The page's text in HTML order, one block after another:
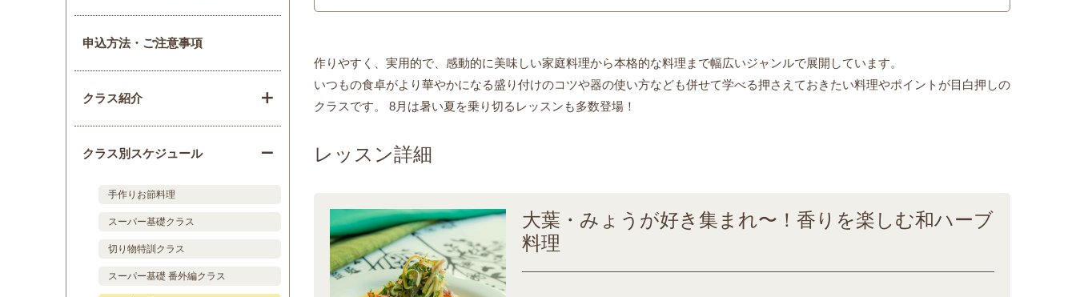
作りやすく、実用的で、感動的に美味しい家庭料理から本格的な料理まで幅広いジャンルで展開しています。
いつもの食卓がより華やかになる盛り付けのコツや器の使い方なども併せて学べる押さえておきたい料理やポイントが目白押しの
クラスです。 8月は暑い夏を乗り切るレッスンも多数登場！
レッスン詳細
大葉・みょうが好き集まれ〜！香りを楽しむ和ハーブ
料理
申込方法・ご注意事項
クラス紹介
クラス別スケジュール
手作りお節料理
スーパー基礎クラス
切り物特訓クラス
スーパー基礎 番外編クラス